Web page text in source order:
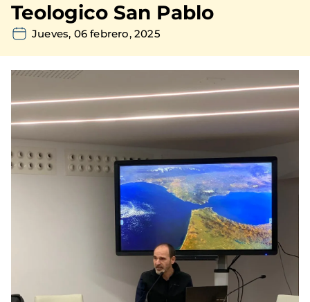
Teologico San Pablo
Jueves, 06 febrero, 2025